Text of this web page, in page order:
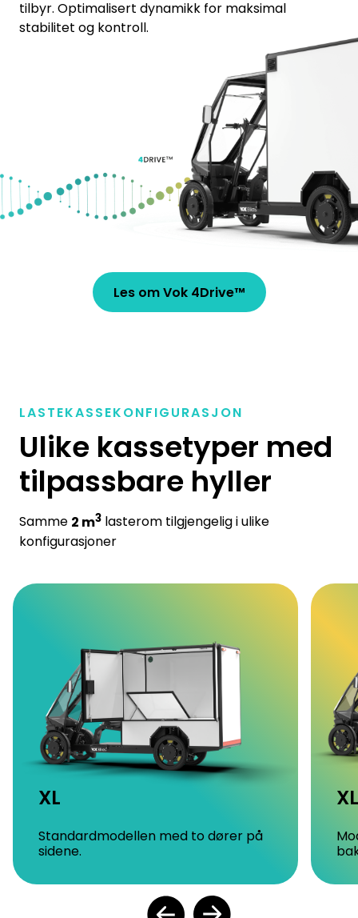
tilbyr. Optimalisert dynamikk for maksimal
stabilitet og kontroll.
Les om Vok 4Drive™
LASTEKASSEKONFIGURASJON
Ulike kassetyper med
tilpassbare hyller
Samme 2 m3 lasterom tilgjengelig i ulike
konfigurasjoner
XL
Standardmodellen med to dører på
sidene.